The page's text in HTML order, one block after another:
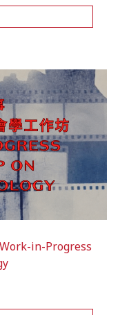
in-Progress